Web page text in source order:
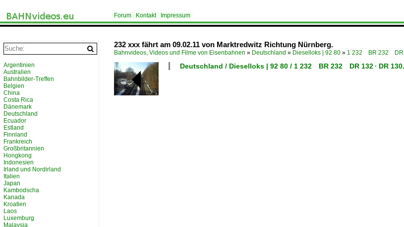
Forum Kontakt Impressum
232 xxx fährt am 09.02.11 von Marktredwitz Richtung Nürnberg.
Bahnvideos, Videos und Filme von Eisenbahnen » Deutschland » Dieselloks | 92 80 » 1 232 BR 232 DR
Deutschland / Dieselloks | 92 80 / 1 232 BR 232 DR 132 · DR
Argentinien
Australien
Bahnbilder-Treffen
Belgien
China
Costa Rica
Dänemark
Deutschland
Ecuador
Estland
Finnland
Frankreich
Großbritannien
Hongkong
Indonesien
Irland und Nordirland
Italien
Japan
Kambodscha
Kanada
Kroatien
Laos
Luxemburg
Malaysia